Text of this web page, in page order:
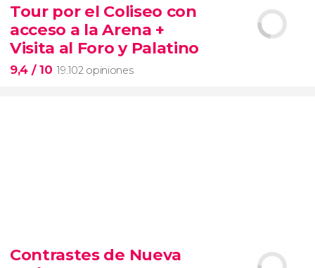
Tour por el Coliseo con
acceso a la Arena +
Visita al Foro y Palatino
9,4 / 10 19.102 opiniones
Arena de gladiadores
visita del
Contrastes de Nueva